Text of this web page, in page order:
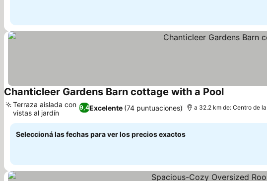
Chanticleer Gardens Barn cottage with a Pool
9,4Excelente (74 puntuaciones)
Terraza aislada con
vistas al jardín
a 32.2 km de: Centro de
Seleccioná las fechas para ver los precios exactos